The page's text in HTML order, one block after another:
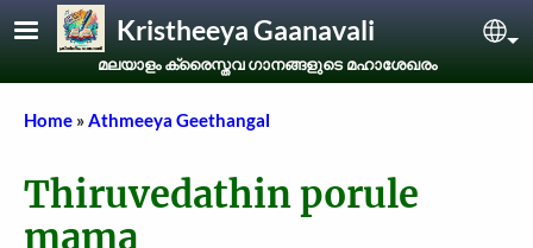
Skip to main contentKristheeya Gaanavali
മലയാളം ക്രൈസ്തവ ഗാനങ്ങളുടെ മഹാശേഖരം
Breadcrumb
Home Athmeeya Geethangal
Thiruvedathin porule
mama